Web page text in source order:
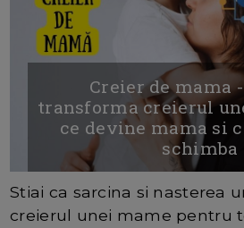
Creier de mama
transforma creierul
ce devine mama si
schimba
Stiai ca sarcina si nasterea
creierul unei mame pentru